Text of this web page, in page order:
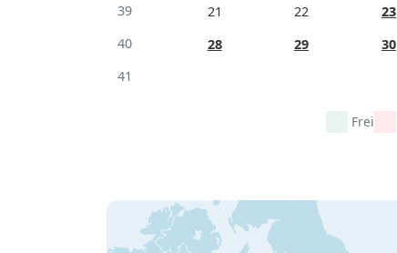
39
21 22 23
40
28 29
30
41
Frei